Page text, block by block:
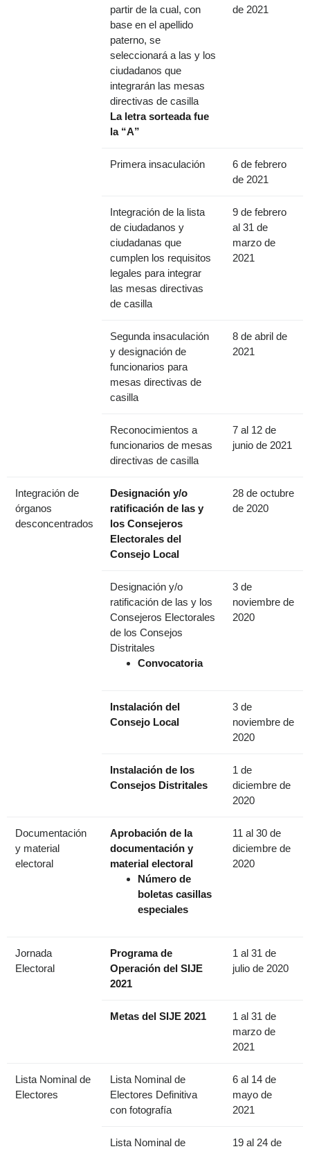
partir de la cual, con
base en el apellido
paterno, se
seleccionará a las y los
ciudadanos que
integrarán las mesas
directivas de casilla
La letra sorteada fue
la “A”
de 2021
Primera insaculación
6 de febrero
de 2021
Integración de la lista
de ciudadanos y
ciudadanas que
cumplen los requisitos
legales para integrar
las mesas directivas
de casilla
9 de febrero
al 31 de
marzo de
2021
Segunda insaculación
y designación de
funcionarios para
mesas directivas de
casilla
8 de abril de
2021
Reconocimientos a
funcionarios de mesas
directivas de casilla
7 al 12 de
junio de 2021
Integración de
órganos
desconcentrados
Designación y/o
ratificación de las y
los Consejeros
Electorales del
Consejo Local
28 de octubre
de 2020
Designación y/o
ratificación de las y los
Consejeros Electorales
de los Consejos
Distritales
Convocatoria
3 de
noviembre de
2020
Instalación del
Consejo Local
3 de
noviembre de
2020
Instalación de los
Consejos Distritales
1 de
diciembre de
2020
Documentación
y material
electoral
Aprobación de la
documentación y
material electoral
Número de
boletas casillas
especiales
11 al 30 de
diciembre de
2020
Jornada
Electoral
Programa de
Operación del SIJE
2021
1 al 31 de
julio de 2020
Metas del SIJE 2021
1 al 31 de
marzo de
2021
Lista Nominal de
Electores
Lista Nominal de
Electores Definitiva
con fotografía
6 al 14 de
mayo de
2021
Lista Nominal de
19 al 24 de